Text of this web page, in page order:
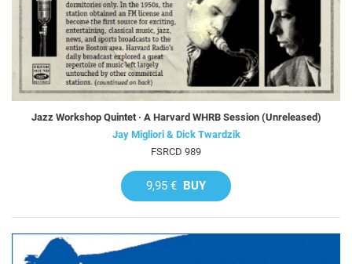
Jazz Workshop Quintet · A Harvard WHRB Session (Unreleased)
Jay Migliori & Dick Twardzik
FSRCD 989
9,95 € BUY